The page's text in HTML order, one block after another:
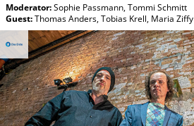
Moderator:Sophie Passmann,Tommi Schmitt
Guest:Thomas Anders,Tobias Krell, Maria Ziffy